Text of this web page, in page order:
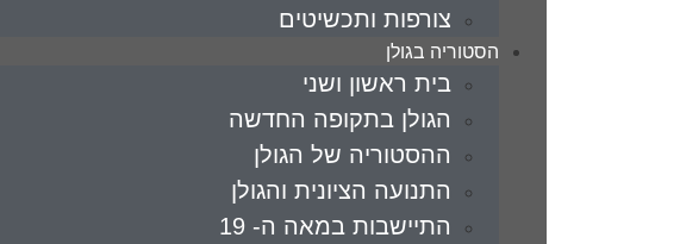
צורפות ותכשיטים
הסטוריה בגולן
בית ראשון ושני
הגולן בתקופה החדשה
ההסטוריה של הגולן
התנועה הציונית והגולן
התיישבות במאה ה- 19